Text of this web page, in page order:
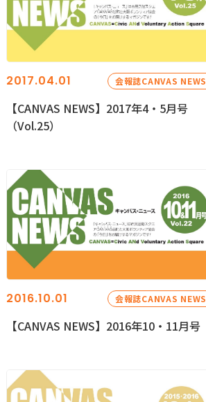
2017.04.01 会報誌CANVAS NEWS
【CANVAS NEWS】2017年4・5月号
（Vol.25）
2016.10.01 会報誌CANVAS NEWS
【CANVAS NEWS】2016年10・11月号